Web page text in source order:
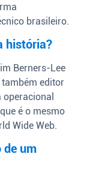
brasileiro.
história?
Berners-Lee
também editor
é o mesmo
Wide Web.
de um